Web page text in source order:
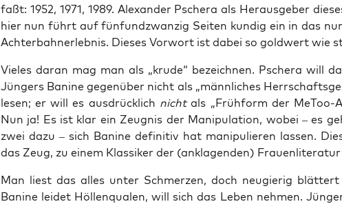
faßt: 1952, 1971, 1989. Alex­an­der Psche­ra als Her­aus­ge­ber
hier nun führt auf fünf­und­zwan­zig Sei­ten kun­dig ein in das
Ach­ter­bahn­erleb­nis. Die­ses Vor­wort ist dabei so gold­wert wie
Vie­les dar­an mag man als „kru­de“ bezeich­nen. Psche­ra will
Jün­gers Bani­ne gegen­über nicht als „männ­li­ches
lesen; er will es aus­drück­lich nichtals „Früh­form der MeToo-
Nun ja! Es ist klar ein Zeug­nis der Mani­pu­la­ti­on, wobei – es
zwei dazu – sich Bani­ne defi­ni­tiv hat mani­pu­lie­ren las­sen.
das Zeug, zu einem Klas­si­ker der (ankla­gen­den)
Man liest das alles unter Schmer­zen, doch neu­gie­rig
Bani­ne lei­det Höl­len­qua­len, will sich das Leben neh­men.